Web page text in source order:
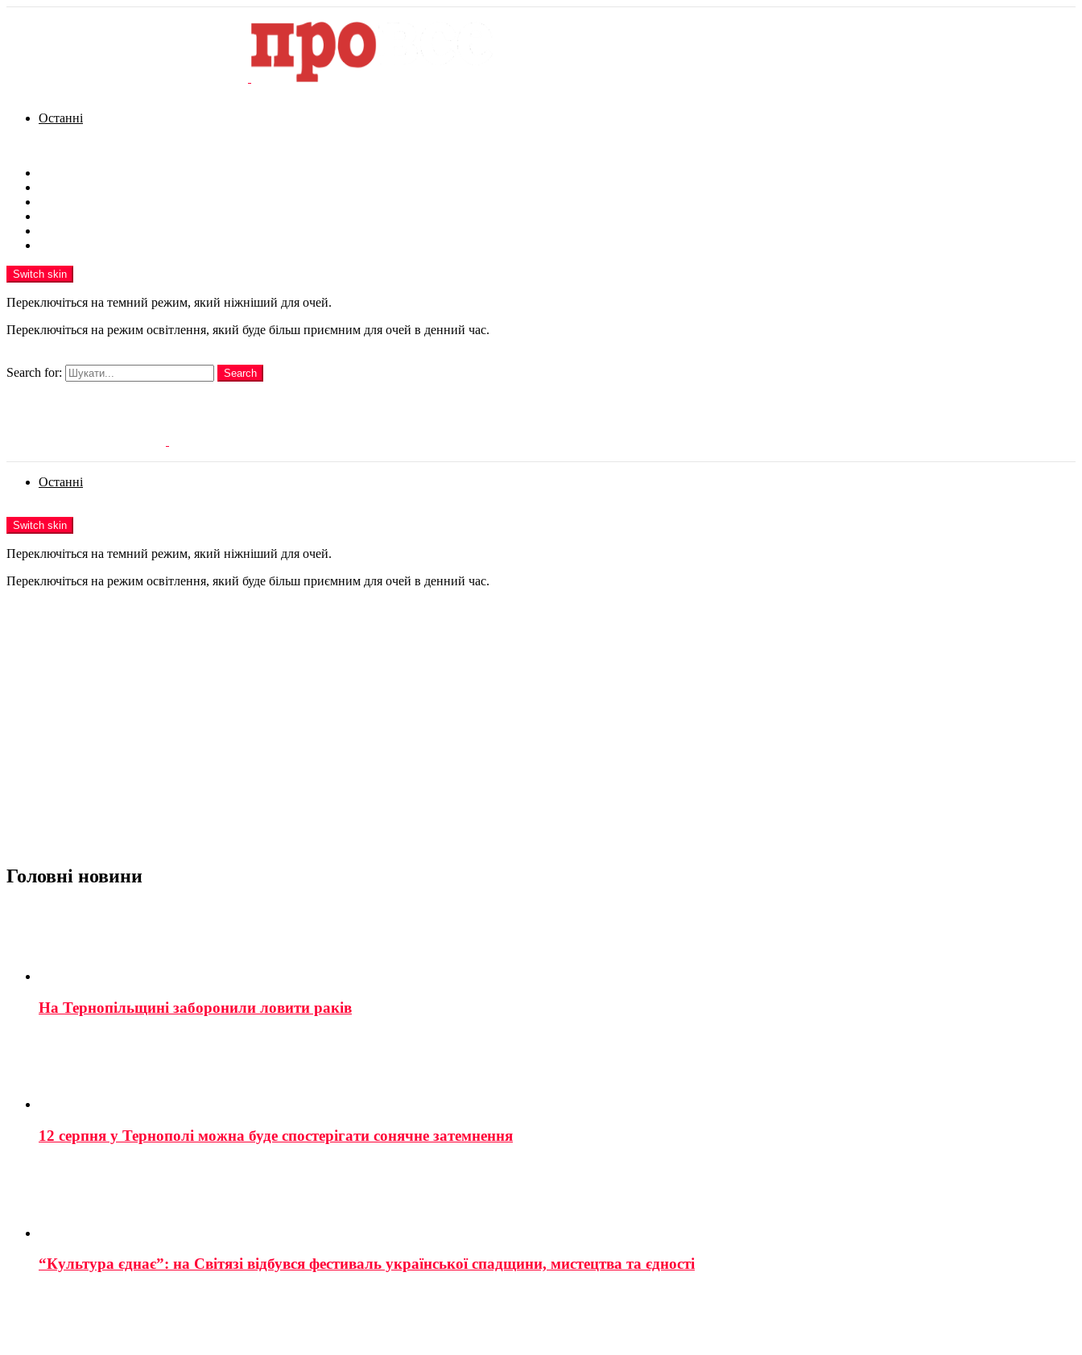
Останні
Switch skin
Переключіться на темний режим, який ніжніший для очей.
Переключіться на режим освітлення, який буде більш приємним для очей в денний час.
Search for:
Search
Останні
Switch skin
Переключіться на темний режим, який ніжніший для очей.
Переключіться на режим освітлення, який буде більш приємним для очей в денний час.
Головні новини
На Тернопільщині заборонили ловити раків
12 серпня у Тернополі можна буде спостерігати сонячне затемнення
“Культура єднає”: на Світязі відбувся фестиваль української спадщини, мистецтва та єдності